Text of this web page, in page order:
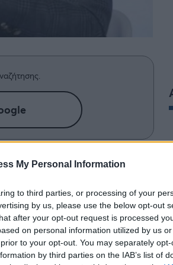
My Personal Information
to third parties, or processing of your
by us, please use the below opt-out
after your opt-out request is processed
on personal information utilized by us
to your opt-out. You may separately
by third parties on the IAB’s list of
αν ξόδευε 1 εκατομμύρια
της Amazon .
του Μπέζος